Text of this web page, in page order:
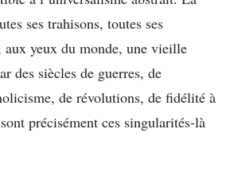
ses trahisons, toutes ses
aux yeux du monde, une vieille
des siècles de guerres, de
de révolutions, de fidélité à
précisément ces singularités-là